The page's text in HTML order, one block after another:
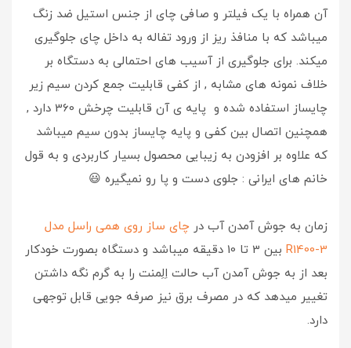
آن همراه با یک فیلتر و صافی چای از جنس استیل ضد زنگ
میباشد که با منافذ ریز از ورود تفاله به داخل چای جلوگیری
میکند. برای جلوگیری از آسیب های احتمالی به دستگاه بر
خلاف نمونه های مشابه , از کفی قابلیت جمع کردن سیم زیر
چایساز استفاده شده و پایه ی آن قابلیت چرخش 360 دارد ,
همچنین اتصال بین کفی و پایه چایساز بدون سیم میباشد
که علاوه بر افزودن به زیبایی محصول بسیار کاربردی و به قول
خانم های ایرانی : جلوی دست و پا رو نمیگیره 😃
زمان به جوش آمدن آب در چای ساز روی همی راسل مدل
R1400-3
بین 3 تا 10 دقیقه میباشد و دستگاه بصورت خودکار
بعد از به جوش آمدن آب حالت اِلِمنت را به گرم نگه داشتن
تغییر میدهد که در مصرف برق نیز صرفه جویی قابل توجهی
دارد.